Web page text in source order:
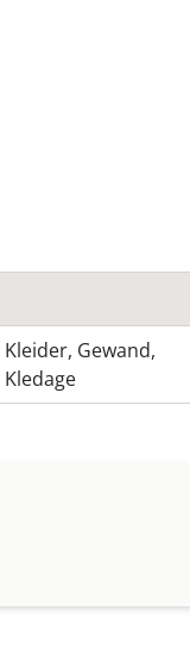
Kleider, Gewand,
Kledage